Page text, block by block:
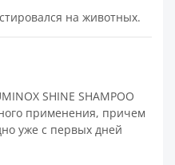
на животных.
SHINE SHAMPOO
применения, причем
уже с первых дней